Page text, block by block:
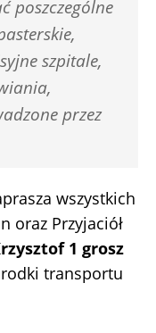
poszczególne
szpitale,
przez
wszystkich
oraz Przyjaciół
1 grosz
transportu